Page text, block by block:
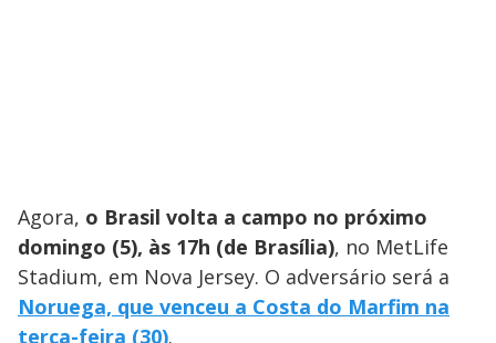
Agora, o Brasil volta a campo no próximo
domingo (5), às 17h (de Brasília), no MetLife
Stadium, em Nova Jersey. O adversário será a
Noruega, que venceu a Costa do Marfim na
terça-feira (30).